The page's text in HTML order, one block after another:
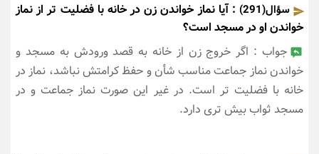
سؤال(291)
: آیا نماز خواندن زن در خانه با فضلیت تر از نماز
خواندن او در مسجد است؟
جواب : اگر خروج زن از خانه به قصد ورودش به مسجد و
خواندن نماز جماعت مناسب شأن و حفظ کرامتش نباشد، نماز در
خانه با فضلیت تر است. در غیر این صورت نماز جماعت و در
مسجد ثواب بیش تری دارد.